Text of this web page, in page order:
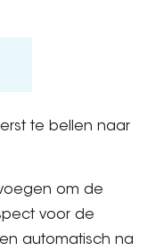
te bellen naar
om de
voor de
automatisch na